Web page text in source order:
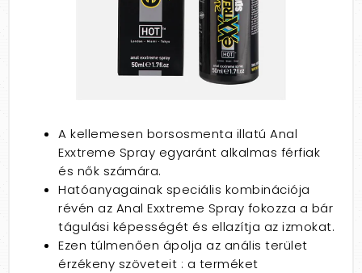
A kellemesen borsosmenta illatú Anal
Exxtreme Spray egyaránt alkalmas férfiak
és nők számára.
Hatóanyagainak speciális kombinációja
révén az Anal Exxtreme Spray fokozza a bár
tágulási képességét és ellazítja az izmokat.
Ezen túlmenően ápolja az anális terület
érzékeny szöveteit : a terméket